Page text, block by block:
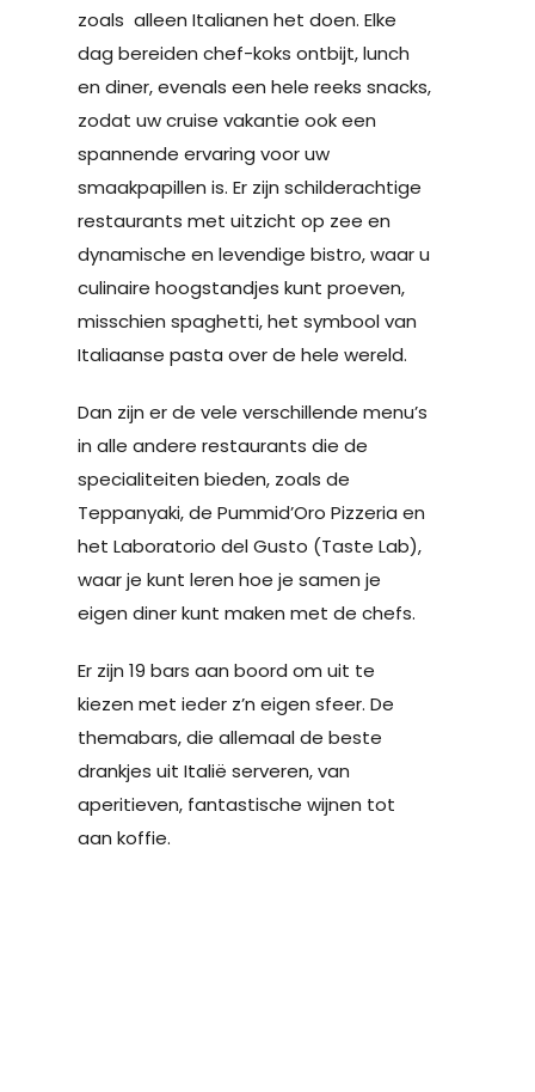
zoals alleen Italianen het doen. Elke
dag bereiden chef-koks ontbijt, lunch
en diner, evenals een hele reeks snacks,
zodat uw cruise vakantie ook een
spannende ervaring voor uw
smaakpapillen is. Er zijn schilderachtige
restaurants met uitzicht op zee en
dynamische en levendige bistro, waar u
culinaire hoogstandjes kunt proeven,
misschien spaghetti, het symbool van
Italiaanse pasta over de hele wereld.
Dan zijn er de vele verschillende menu’s
in alle andere restaurants die de
specialiteiten bieden, zoals de
Teppanyaki, de Pummid’Oro Pizzeria en
het Laboratorio del Gusto (Taste Lab),
waar je kunt leren hoe je samen je
eigen diner kunt maken met de chefs.
Er zijn 19 bars aan boord om uit te
kiezen met ieder z’n eigen sfeer. De
themabars, die allemaal de beste
drankjes uit Italië serveren, van
aperitieven, fantastische wijnen tot
aan koffie.